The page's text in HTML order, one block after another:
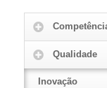
READ MORE
Qualidade
Inovação